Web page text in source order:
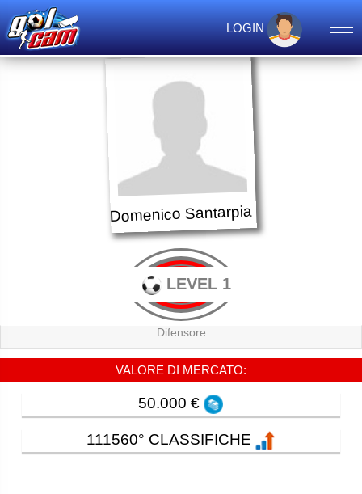
LOGIN
Domenico Santarpia
LEVEL 1
Difensore
VALORE DI MERCATO:
50.000 €
111560° CLASSIFICHE